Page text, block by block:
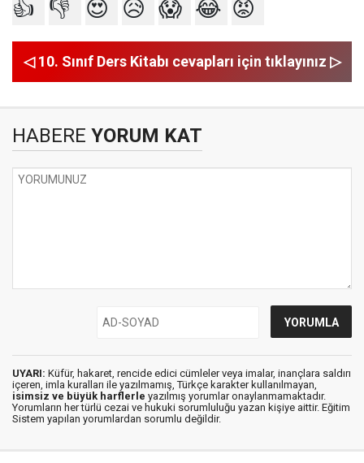
👍 👎 😍 😥 😱 😂 😡
◁ 10. Sınıf Ders Kitabı cevapları için tıklayınız ▷
HABERE YORUM KAT
UYARI: Küfür, hakaret, rencide edici cümleler veya imalar, inançlara saldırı
içeren, imla kuralları ile yazılmamış, Türkçe karakter kullanılmayan,
isimsiz ve büyük harflerle yazılmış yorumlar onaylanmamaktadır.
Yorumların her türlü cezai ve hukuki sorumluluğu yazan kişiye aittir. Eğitim
Sistem yapılan yorumlardan sorumlu değildir.